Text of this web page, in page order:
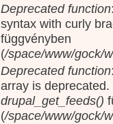
Deprecated function
syntax with curly
függvényben
(/space/www/gock/
Deprecated function
array is
drupal_get_feeds()
(/space/www/gock/